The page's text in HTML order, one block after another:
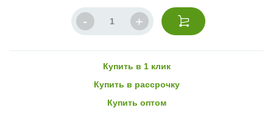
Купить в 1 клик
Купить в рассрочку
Купить оптом